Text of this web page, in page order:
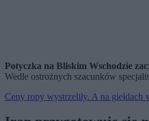
Potyczka na Bliskim Wschodzie
Wedle ostrożnych szacunków
Ceny ropy wystrzeliły. A na giełdach